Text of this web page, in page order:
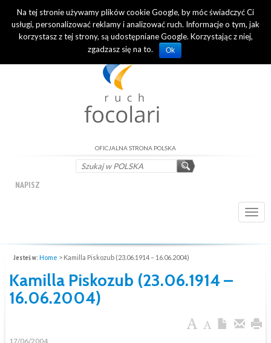
INTERNATIONAL OFFICIAL WEBSITE
OFICJALNA STRONA POLSKA
NAPISZ
Jesteś w: Home > Kamilla Piskozub (23.06.1914 – 16.06.2004)
Kamilla Piskozub (23.06.1914 –
16.06.2004)
17/06/2004
Na tej stronie używamy plików cookie Google, by móc świadczyć Ci
usługi, personalizować reklamy i analizować ruch. Informacje o tym, jak
korzystasz z tej strony, są udostępniane Google. Korzystając z niej,
zgadzasz się na to.
Ok